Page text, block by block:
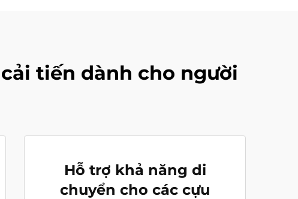
tiến dành cho người
Hỗ trợ khả năng di
chuyển cho các cựu